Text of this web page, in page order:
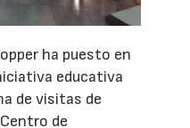
ha puesto en
educativa
de visitas de
de